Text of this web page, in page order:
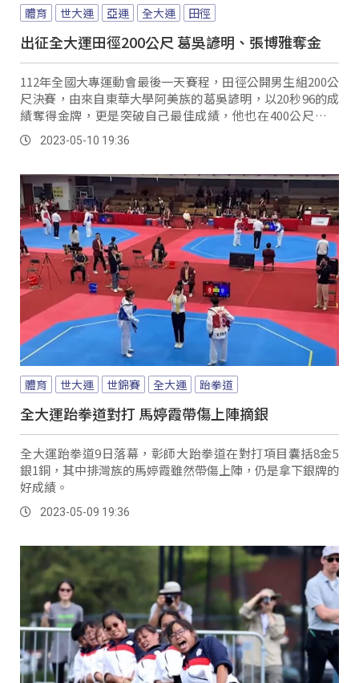
體育 世大運 亞運 全大運 田徑
出征全大運田徑200公尺 葛吳諺明、張博雅奪金
112年全國大專運動會最後一天賽程，田徑公開男生組200公
尺決賽，由來自東華大學阿美族的葛吳諺明，以20秒96的成
績奪得金牌，更是突破自己最佳成績，他也在400公尺項目
奪得金牌。
2023-05-10 19:36
體育 世大運 世錦賽 全大運 跆拳道
全大運跆拳道對打 馬婷霞帶傷上陣摘銀
全大運跆拳道9日落幕，彰師大跆拳道在對打項目囊括8金5
銀1銅，其中排灣族的馬婷霞雖然帶傷上陣，仍是拿下銀牌的
好成績。
2023-05-09 19:36